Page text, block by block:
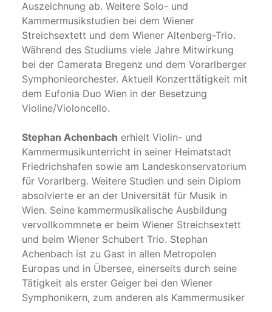
Auszeichnung ab. Weitere Solo- und
Kammermusikstudien bei dem Wiener
Streichsextett und dem Wiener Altenberg-Trio.
Während des Studiums viele Jahre Mitwirkung
bei der Camerata Bregenz und dem Vorarlberger
Symphonieorchester. Aktuell Konzerttätigkeit mit
dem Eufonia Duo Wien in der Besetzung
Violine/Violoncello.
Stephan Achenbach erhielt Violin- und
Kammermusikunterricht in seiner Heimatstadt
Friedrichshafen sowie am Landeskonservatorium
für Vorarlberg. Weitere Studien und sein Diplom
absolvierte er an der Universität für Musik in
Wien. Seine kammermusikalische Ausbildung
vervollkommnete er beim Wiener Streichsextett
und beim Wiener Schubert Trio. Stephan
Achenbach ist zu Gast in allen Metropolen
Europas und in Übersee, einerseits durch seine
Tätigkeit als erster Geiger bei den Wiener
Symphonikern, zum anderen als Kammermusiker